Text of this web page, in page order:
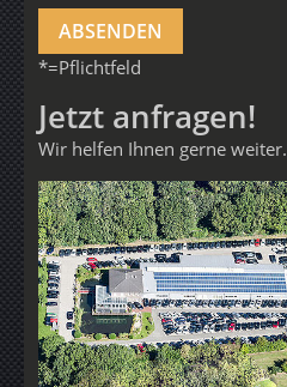
*=Pflichtfeld
Jetzt anfragen!
Wir helfen Ihnen gerne weiter.